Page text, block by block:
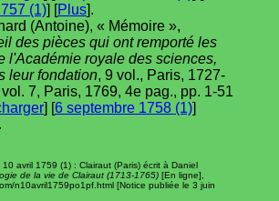
(1)] [Plus].
(Antoine), « Mémoire »,
des pièces qui ont remporté les
l'Académie royale des sciences,
leur fondation, 9 vol., Paris, 1727-
7, Paris, 1769, 4e pag., pp. 1-51
] [6 septembre 1758 (1)]
10 avril 1759 (1) : Clairaut (Paris) écrit à Daniel
de la vie de Clairaut (1713-1765) [En ligne],
n10avril1759po1pf.html [Notice publiée le 3 juin